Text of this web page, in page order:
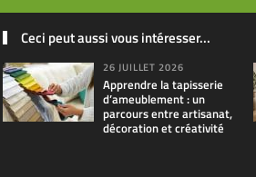
Ceci peut aussi vous intéresser...
26 JUILLET 2026
Apprendre la tapisserie
d’ameublement : un
parcours entre artisanat,
décoration et créativité